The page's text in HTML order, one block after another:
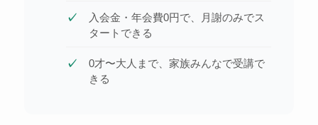
入会金・年会費0円で、月謝のみでス
タートできる
0才〜大人まで、家族みんなで受講で
きる